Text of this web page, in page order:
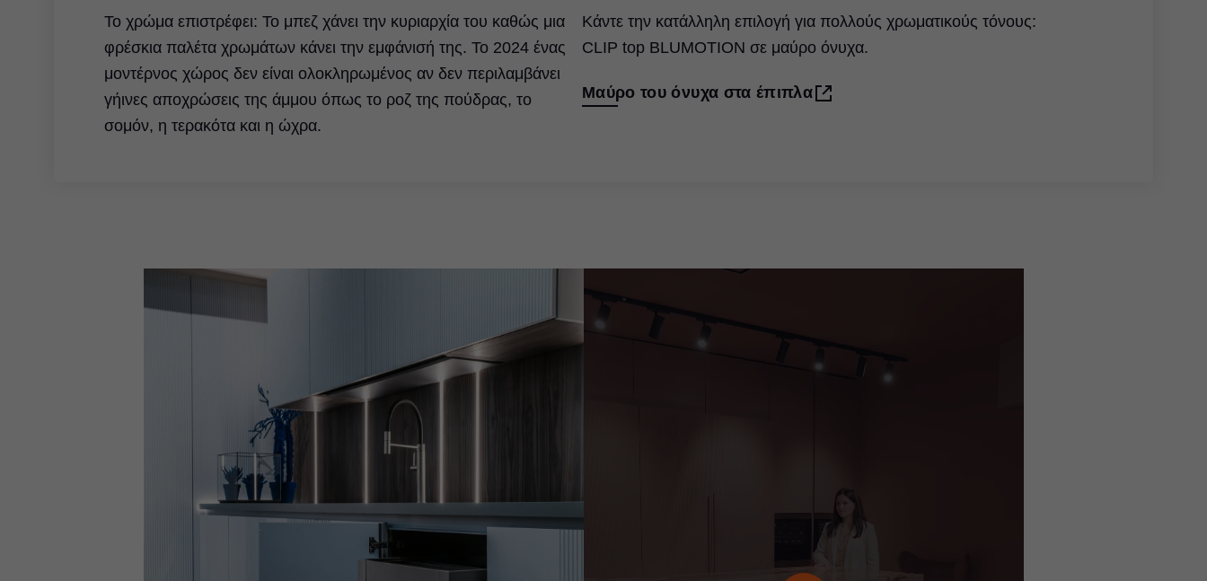
Το χρώμα επιστρέφει: Το μπεζ χάνει την κυριαρχία του καθώς μια
φρέσκια παλέτα χρωμάτων κάνει την εμφάνισή της. Το 2024 ένας
μοντέρνος χώρος δεν είναι ολοκληρωμένος αν δεν περιλαμβάνει
γήινες αποχρώσεις της άμμου όπως το ροζ της πούδρας, το
σομόν, η τερακότα και η ώχρα.
Κάντε την κατάλληλη επιλογή για πολλούς χρωματικούς τόνους:
CLIP top BLUMOTION σε μαύρο όνυχα.
Μαύρο του όνυχα στα έπιπλα
Υλοποιήθηκε με LEGRABOX
Το είδαμε σε ARAN Cucine